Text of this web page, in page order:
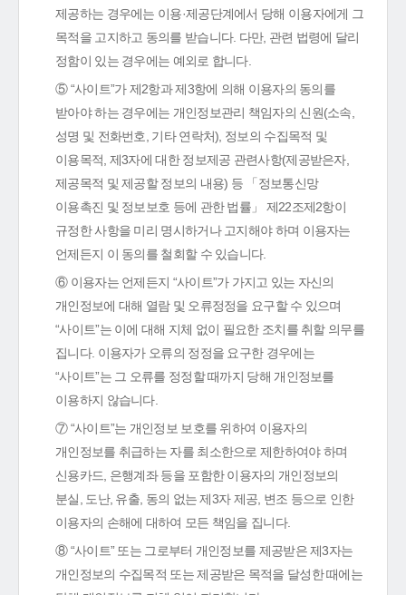
제공하는 경우에는 이용·제공단계에서 당해 이용자에게 그
목적을 고지하고 동의를 받습니다. 다만, 관련 법령에 달리
정함이 있는 경우에는 예외로 합니다.
⑤ “사이트”가 제2항과 제3항에 의해 이용자의 동의를
받아야 하는 경우에는 개인정보관리 책임자의 신원(소속,
성명 및 전화번호, 기타 연락처), 정보의 수집목적 및
이용목적, 제3자에 대한 정보제공 관련사항(제공받은자,
제공목적 및 제공할 정보의 내용) 등 「정보통신망
이용촉진 및 정보보호 등에 관한 법률」 제22조제2항이
규정한 사항을 미리 명시하거나 고지해야 하며 이용자는
언제든지 이 동의를 철회할 수 있습니다.
⑥ 이용자는 언제든지 “사이트”가 가지고 있는 자신의
개인정보에 대해 열람 및 오류정정을 요구할 수 있으며
“사이트”는 이에 대해 지체 없이 필요한 조치를 취할 의무를
집니다. 이용자가 오류의 정정을 요구한 경우에는
“사이트”는 그 오류를 정정할 때까지 당해 개인정보를
이용하지 않습니다.
⑦ “사이트”는 개인정보 보호를 위하여 이용자의
개인정보를 취급하는 자를 최소한으로 제한하여야 하며
신용카드, 은행계좌 등을 포함한 이용자의 개인정보의
분실, 도난, 유출, 동의 없는 제3자 제공, 변조 등으로 인한
이용자의 손해에 대하여 모든 책임을 집니다.
⑧ “사이트” 또는 그로부터 개인정보를 제공받은 제3자는
개인정보의 수집목적 또는 제공받은 목적을 달성한 때에는